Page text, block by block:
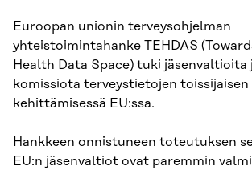
Euroopan unionin terveysohjelman
yhteistoimintahanke TEHDAS
Health Data Space) tuki jäsenvaltioita
komissiota terveystietojen toissijaisen
kehittämisessä EU:ssa.
Hankkeen onnistuneen toteutuksen
EU:n jäsenvaltiot ovat paremmin